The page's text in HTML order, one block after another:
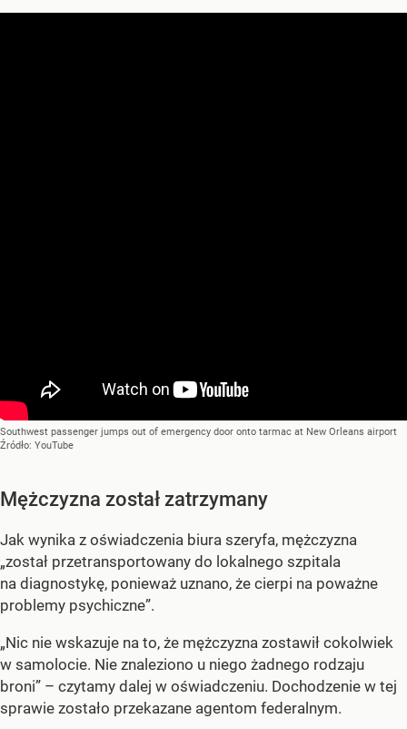
Southwest passenger jumps out of emergency door onto tarmac at New Orleans airport
Źródło: YouTube
Mężczyzna został zatrzymany
Jak wynika z oświadczenia biura szeryfa, mężczyzna
„został przetransportowany do lokalnego szpitala
na diagnostykę, ponieważ uznano, że cierpi na poważne
problemy psychiczne”.
„Nic nie wskazuje na to, że mężczyzna zostawił cokolwiek
w samolocie. Nie znaleziono u niego żadnego rodzaju
broni” – czytamy dalej w oświadczeniu. Dochodzenie w tej
sprawie zostało przekazane agentom federalnym.